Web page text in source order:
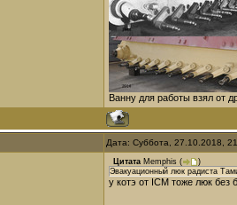
Ванну для работы взял от
Дата: Суббота, 27.10.2018,
Цитата Memphis (
)
Эвакуационный люк радиста
у котэ от ICM тоже люк